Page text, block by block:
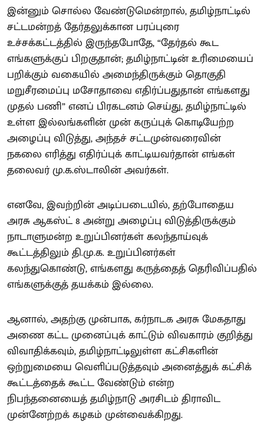
இன்னும் சொல்ல வேண்டுமென்றால், தமிழ்நாட்டில்
சட்டமன்றத் தேர்தலுக்கான பரப்புரை
உச்சக்கட்டத்தில் இருந்தபோதே, “தேர்தல் கூட
எங்களுக்குப் பிறகுதான்; தமிழ்நாட்டின் உரிமையைப்
பறிக்கும் வகையில் அமைந்திருக்கும் தொகுதி
மறுசீரமைப்பு மசோதாவை எதிர்ப்பதுதான் எங்களது
முதல் பணி” எனப் பிரகடனம் செய்து, தமிழ்நாட்டில்
உள்ள இல்லங்களின் முன் கருப்புக் கொடியேற்ற
அழைப்பு விடுத்து, அந்தச் சட்டமுன்வரைவின்
நகலை எரித்து எதிர்ப்புக் காட்டியவர்தான் எங்கள்
தலைவர் மு.க.ஸ்டாலின் அவர்கள்.
எனவே, இவற்றின் அடிப்படையில், தற்போதைய
அரசு ஆகஸ்ட் 8 அன்று அழைப்பு விடுத்திருக்கும்
நாடாளுமன்ற உறுப்பினர்கள் கலந்தாய்வுக்
கூட்டத்திலும் தி.மு.க. உறுப்பினர்கள்
கலந்துகொண்டு, எங்களது கருத்தைத் தெரிவிப்பதில்
எங்களுக்குத் தயக்கம் இல்லை.
ஆனால், அதற்கு முன்பாக, கர்நாடக அரசு மேகதாது
அணை கட்ட முனைப்புக் காட்டும் விவகாரம் குறித்து
விவாதிக்கவும், தமிழ்நாட்டிலுள்ள கட்சிகளின்
ஒற்றுமையை வெளிப்படுத்தவும் அனைத்துக் கட்சிக்
கூட்டத்தைக் கூட்ட வேண்டும் என்ற
நிபந்தனையைத் தமிழ்நாடு அரசிடம் திராவிட
முன்னேற்றக் கழகம் முன்வைக்கிறது.